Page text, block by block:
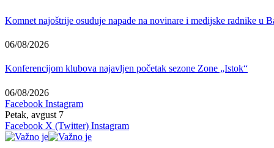
Komnet najoštrije osuđuje napade na novinare i medijske radnike u
06/08/2026
Konferencijom klubova najavljen početak sezone Zone „Istok“
06/08/2026
Facebook Instagram
Petak, avgust 7
Facebook X (Twitter) Instagram